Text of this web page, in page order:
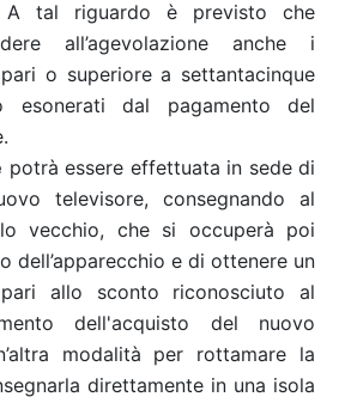
A tal riguardo è previsto che
all’agevolazione anche i
o superiore a settantacinque
esonerati dal pagamento del
potrà essere effettuata in sede di
televisore, consegnando al
vecchio, che si occuperà poi
dell’apparecchio e di ottenere un
allo sconto riconosciuto al
dell'acquisto del nuovo
modalità per rottamare la
direttamente in una isola